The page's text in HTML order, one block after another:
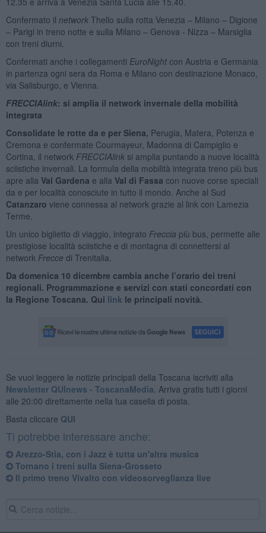
Confermato il networkThello sulla rotta Venezia – Milano – Digione
– Parigi in treno notte e sulla Milano – Genova - Nizza – Marsiglia
con treni diurni.
Confermati anche i collegamenti EuroNightcon Austria e Germania
in partenza ogni sera da Roma e Milano con destinazione Monaco,
via Salisburgo, e Vienna.
FRECCIAlink: si amplia il network invernale della mobilità
integrata
Consolidate le rotte da e per Siena, Perugia, Matera, Potenza e
Cremona e confermate Courmayeur, Madonna di Campiglio e
Cortina, il network FRECCIAlinksi amplia puntando a nuove località
sciistiche invernali. La formula della mobilità integrata treno più bus
apre alla Val Gardena e alla Val di Fassa con nuove corse speciali
da e per località conosciute in tutto il mondo. Anche al Sud
Catanzaro viene connessa al network grazie al link con Lamezia
Terme.
Un unico biglietto di viaggio, integrato Freccia più bus, permette alle
prestigiose località sciistiche e di montagna di connettersi al
network Frecce di Trenitalia.
Da domenica 10 dicembre cambia anche l’orario dei treni
regionali. Programmazione e servizi con stati concordati con
la Regione Toscana. Qui link le principali novità.
Se vuoi leggere le notizie principali della Toscana iscriviti alla
Newsletter QUInews - ToscanaMedia. Arriva gratis tutti i giorni
alle 20:00 direttamente nella tua casella di posta.
Basta cliccare QUI
Ti potrebbe interessare anche:
Arezzo-Stia, con i Jazz è tutta un'altra musica
Tornano i treni sulla Siena-Grosseto
Il primo treno Vivalto con videosorveglianza live